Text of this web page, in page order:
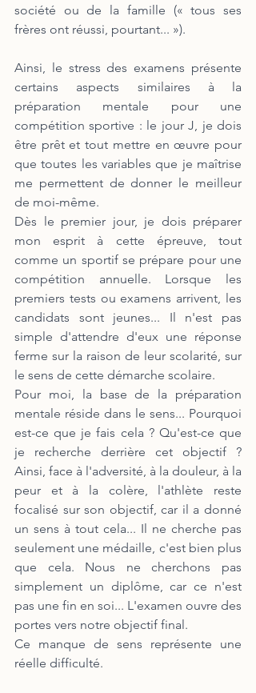
société ou de la famille (« tous ses
frères ont réussi, pourtant... »).
Ainsi, le stress des examens présente
certains aspects similaires à la
préparation mentale pour une
compétition sportive : le jour J, je dois
être prêt et tout mettre en œuvre pour
que toutes les variables que je maîtrise
me permettent de donner le meilleur
de moi-même.
Dès le premier jour, je dois préparer
mon esprit à cette épreuve, tout
comme un sportif se prépare pour une
compétition annuelle. Lorsque les
premiers tests ou examens arrivent, les
candidats sont jeunes... Il n'est pas
simple d'attendre d'eux une réponse
ferme sur la raison de leur scolarité, sur
le sens de cette démarche scolaire.
Pour moi, la base de la préparation
mentale réside dans le sens... Pourquoi
est-ce que je fais cela ? Qu'est-ce que
je recherche derrière cet objectif ?
Ainsi, face à l'adversité, à la douleur, à la
peur et à la colère, l'athlète reste
focalisé sur son objectif, car il a donné
un sens à tout cela... Il ne cherche pas
seulement une médaille, c'est bien plus
que cela. Nous ne cherchons pas
simplement un diplôme, car ce n'est
pas une fin en soi... L'examen ouvre des
portes vers notre objectif final.
Ce manque de sens représente une
réelle difficulté.